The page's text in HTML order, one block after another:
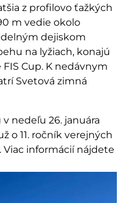
z profilovo ťažkých
m vedie okolo
dejiskom
na lyžiach, konajú
Cup. K nedávnym
Svetová zimná
nedeľu 26. januára
o 11. ročník verejných
informácií nájdete